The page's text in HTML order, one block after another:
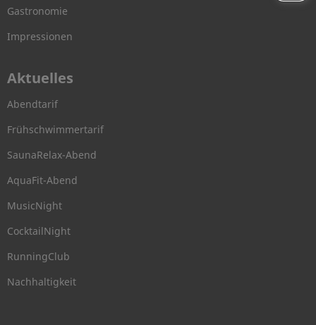
Gastronomie
Impressionen
Aktuelles
Abendtarif
Frühschwimmertarif
SaunaRelax-Abend
AquaFit-Abend
MusicNight
CocktailNight
RunningClub
Nachhaltigkeit